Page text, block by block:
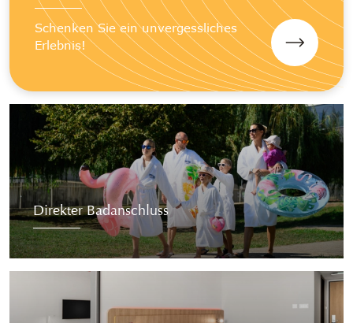
Schenken Sie ein unvergessliches
Erlebnis!
Direkter Badanschluss